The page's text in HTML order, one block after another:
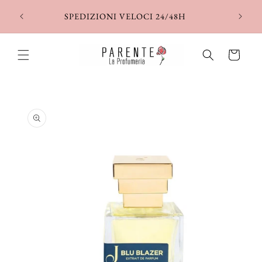
direttamente
SPEDIZIONI VELOCI 24/48H
Carrello
informazioni
sul prodotto